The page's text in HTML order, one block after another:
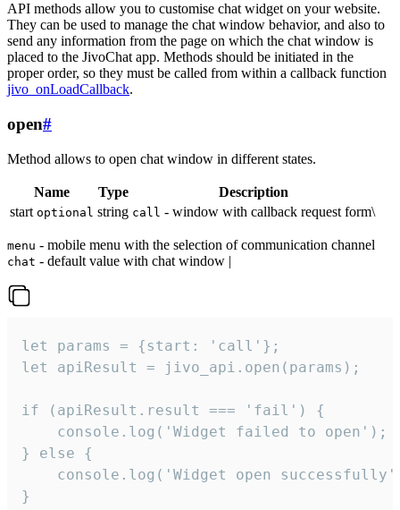
API methods allow you to customise chat widget on your website.
They can be used to manage the chat window behavior, and also to
send any information from the page on which the chat window is
placed to the JivoChat app. Methods should be initiated in the
proper order, so they must be called from within a callback function
jivo_onLoadCallback.
open#
Method allows to open chat window in different states.
Name Type
Description
start optional string call - window with callback request form\
menu - mobile menu with the selection of communication channel
chat - default value with chat window |
let params = {start: 'call'};
let apiResult = jivo_api.open(params);
if (apiResult.result === 'fail') {
    console.log('Widget failed to open');
} else {
console.log('Widget open
}